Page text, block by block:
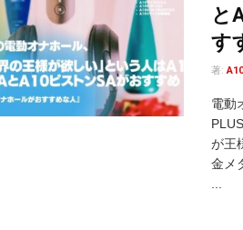
と
す
著:
電動
が王
金メ